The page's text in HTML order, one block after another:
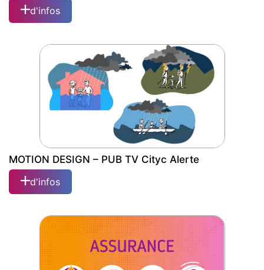
– MAISONS À VIVRE – Film...
d'infos
MOTION DESIGN – PUB TV Cityc Alerte
d'infos